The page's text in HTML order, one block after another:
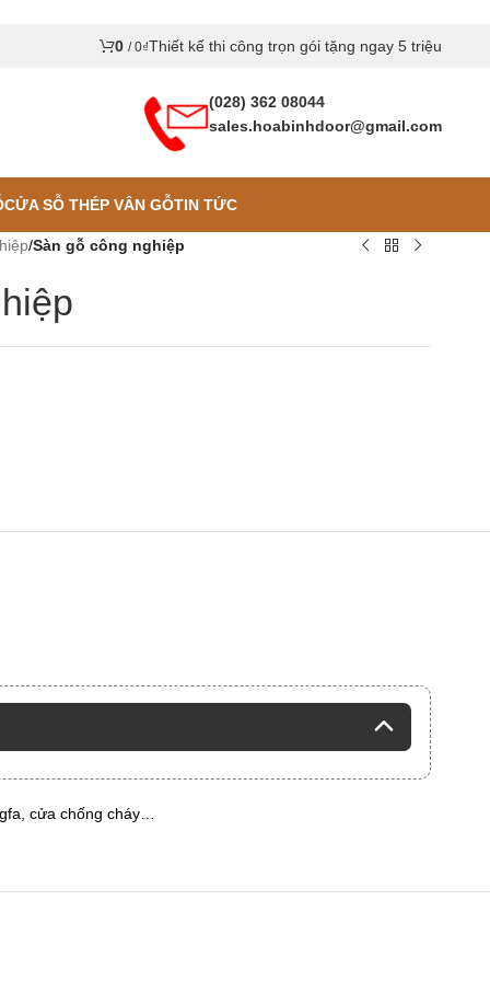
0 / 0₫Thiết kế thi công trọn gói tặng ngay 5 triệu
(028) 362 08044
sales.hoabinhdoor@gmail.com
CỬA SỖ THÉP VÂN GỖTIN TỨC
/Sàn gỗ công nghiệp
cửa chống cháy…